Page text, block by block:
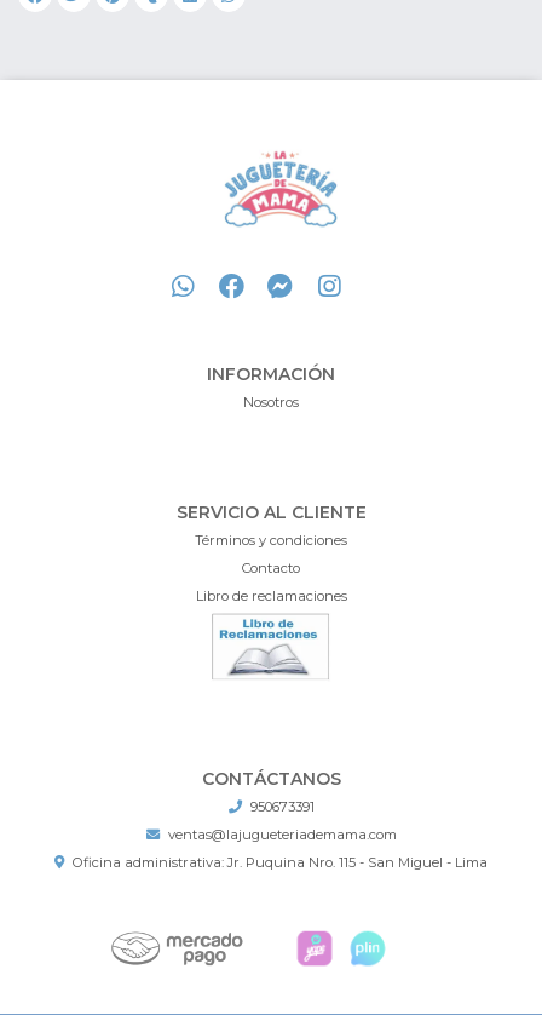
INFORMACIÓN
Nosotros
SERVICIO AL CLIENTE
Términos y condiciones
Contacto
Libro de reclamaciones
CONTÁCTANOS
950673391
ventas@lajugueteriademama.com
Oficina administrativa: Jr. Puquina Nro. 115 - San Miguel - Lima